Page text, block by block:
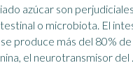
azúcar son
o microbiota. El
produce más del 80% de